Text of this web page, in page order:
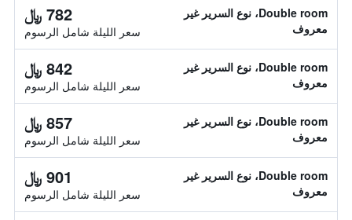
Double room، نوع السرير غير
معروف
782 ﷼
سعر الليلة شامل الرسوم
Double room، نوع السرير غير
معروف
842 ﷼
سعر الليلة شامل الرسوم
Double room، نوع السرير غير
معروف
857 ﷼
سعر الليلة شامل الرسوم
Double room، نوع السرير غير
معروف
901 ﷼
سعر الليلة شامل الرسوم